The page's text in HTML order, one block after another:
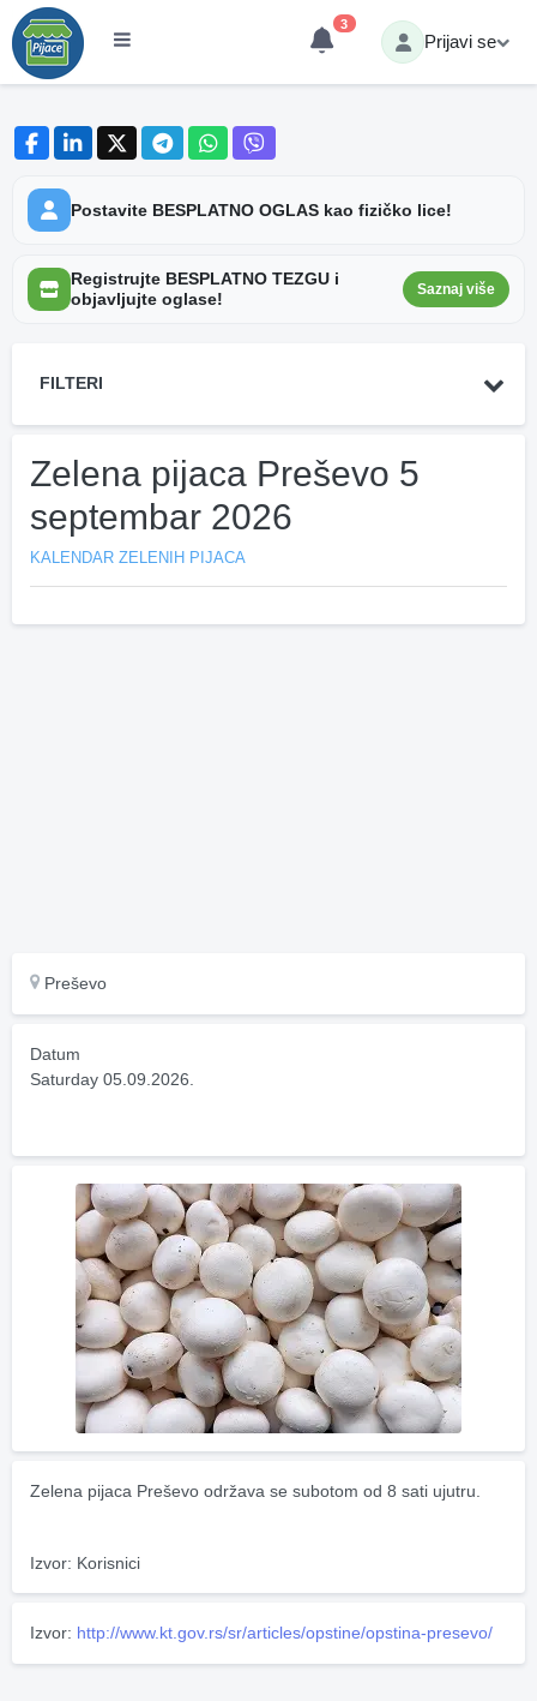
3
Prijavi se
Postavite BESPLATNO OGLAS kao fizičko lice!
Registrujte BESPLATNO TEZGU i
objavljujte oglase!
Saznaj više
FILTERI
Zelena pijaca Preševo 5
septembar 2026
KALENDAR ZELENIH PIJACA
Preševo
Datum
Saturday 05.09.2026.
Zelena pijaca Preševo održava se subotom od 8 sati ujutru.
Izvor: Korisnici
Izvor: http://www.kt.gov.rs/sr/articles/opstine/opstina-presevo/